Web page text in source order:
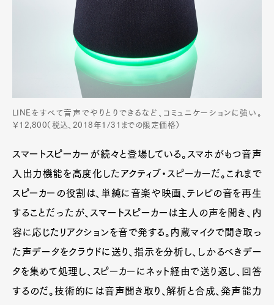
LINEをすべて音声でやりとりできるなど、コミュニケーションに強い。
￥12,800（税込、2018年1/31までの限定価格）
スマートスピーカーが続々と登場している。スマホがもつ音声
入出力機能を高度化したアクティブ・スピーカーだ。これまで
スピーカーの役割は、単純に音楽や映画、テレビの音を再生
することだったが、スマートスピーカーは主人の声を聞き、内
容に応じたリアクションを音で発する。内蔵マイクで聞き取っ
た声データをクラウドに送り、指示を分析し、しかるべきデー
タを集めて処理し、スピーカーにネット経由で送り返し、回答
するのだ。技術的には音声聞き取り、解析と合成、発声能力